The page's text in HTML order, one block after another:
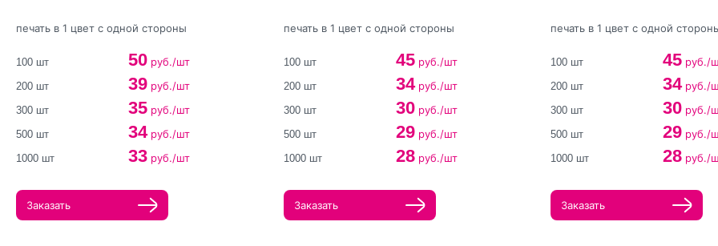
печать в 1 цвет с одной стороны
100 шт 50 руб./шт
200 шт 39 руб./шт
300 шт 35 руб./шт
500 шт 34руб./шт
1000 шт 33 руб./шт
Заказать
печать в 1 цвет с одной стороны
100 шт 45руб./шт
200 шт 34руб./шт
300 шт 30руб./шт
500 шт 29руб./шт
1000 шт 28руб./шт
Заказать
печать в 1 цвет с одной
100 шт 45 руб./
200 шт 34руб./
300 шт 30 руб./
500 шт 29 руб./
1000 шт 28 руб./
Заказать